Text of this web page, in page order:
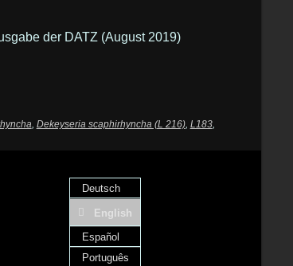
der DATZ (August 2019)
, Dekeyseria scaphirhyncha (L 216), L183,
Deutsch
English
Español
Português